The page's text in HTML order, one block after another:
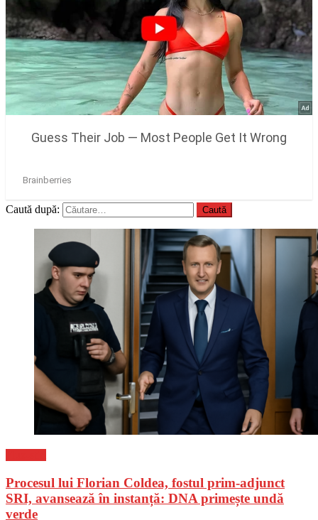
Caută după:
Procesul lui Florian Coldea, fostul prim-adjunct
SRI, avansează în instanță: DNA primește undă
verde